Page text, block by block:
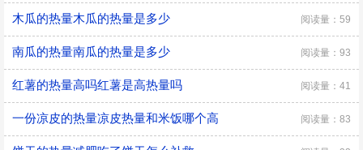
木瓜的热量木瓜的热量是多少 阅读量：59
南瓜的热量南瓜的热量是多少 阅读量：93
红薯的热量高吗红薯是高热量吗 阅读量：41
一份凉皮的热量凉皮热量和米饭哪个高 阅读量：83